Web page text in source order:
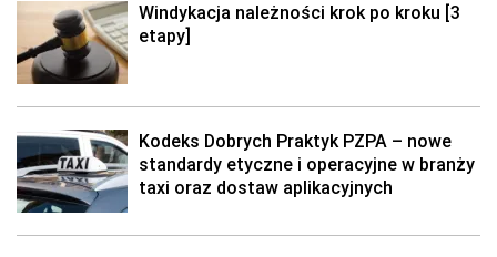
Windykacja należności krok po kroku [3
etapy]
Kodeks Dobrych Praktyk PZPA – nowe
standardy etyczne i operacyjne w branży
taxi oraz dostaw aplikacyjnych